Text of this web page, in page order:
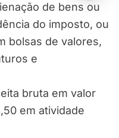
de bens ou
do imposto, ou
bolsas de valores,
e
bruta em valor
em atividade